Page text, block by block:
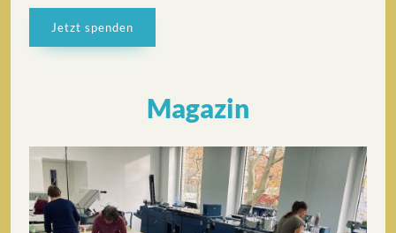
Jetzt spenden
Magazin